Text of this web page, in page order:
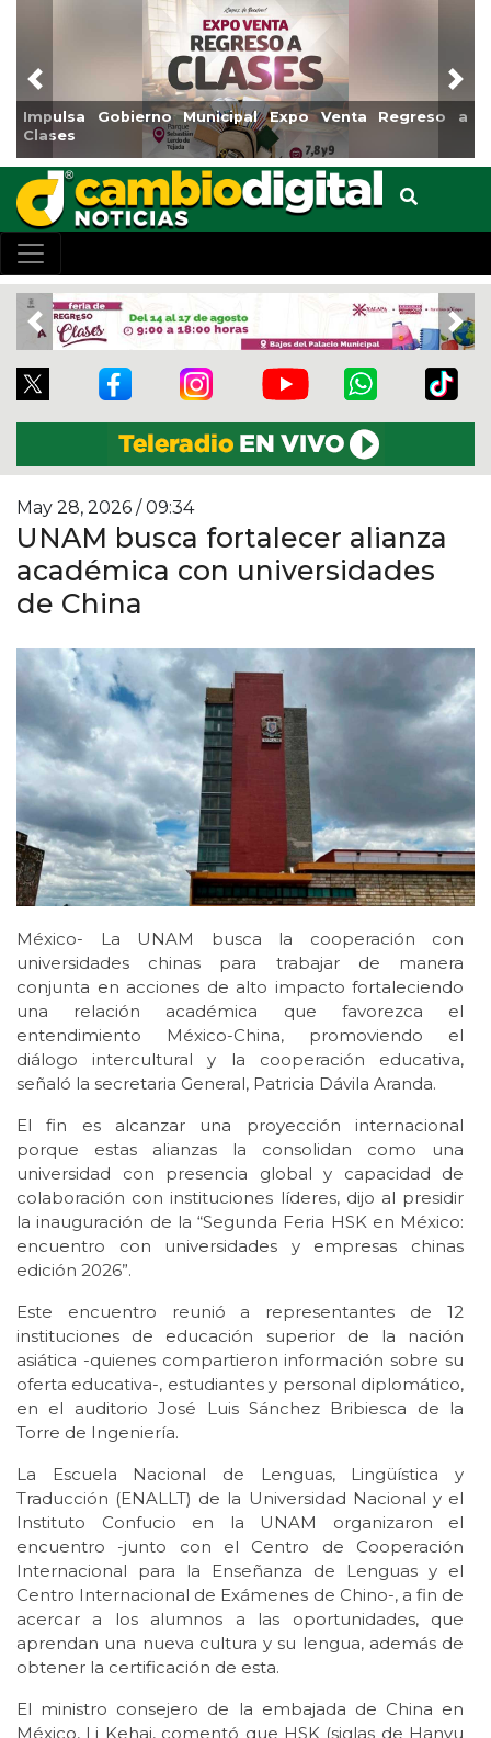
Gobierno Municipal Expo Venta Regreso a
Previous
Previous
May 28, 2026 / 09:34
UNAM busca fortalecer alianza
académica con universidades
de China
México- La UNAM busca la cooperación con
universidades chinas para trabajar de manera
conjunta en acciones de alto impacto fortaleciendo
una relación académica que favorezca el
entendimiento México-China, promoviendo el
diálogo intercultural y la cooperación educativa,
señaló la secretaria General, Patricia Dávila Aranda.
El fin es alcanzar una proyección internacional
porque estas alianzas la consolidan como una
universidad con presencia global y capacidad de
colaboración con instituciones líderes, dijo al presidir
la inauguración de la “Segunda Feria HSK en México:
encuentro con universidades y empresas chinas
edición 2026”.
Este encuentro reunió a representantes de 12
instituciones de educación superior de la nación
asiática -quienes compartieron información sobre su
oferta educativa-, estudiantes y personal diplomático,
en el auditorio José Luis Sánchez Bribiesca de la
Torre de Ingeniería.
La Escuela Nacional de Lenguas, Lingüística y
Traducción (ENALLT) de la Universidad Nacional y el
Instituto Confucio en la UNAM organizaron el
encuentro -junto con el Centro de Cooperación
Internacional para la Enseñanza de Lenguas y el
Centro Internacional de Exámenes de Chino-, a fin de
acercar a los alumnos a las oportunidades, que
aprendan una nueva cultura y su lengua, además de
obtener la certificación de esta.
El ministro consejero de la embajada de China en
México, Li Kehai, comentó que HSK (siglas de Hanyu